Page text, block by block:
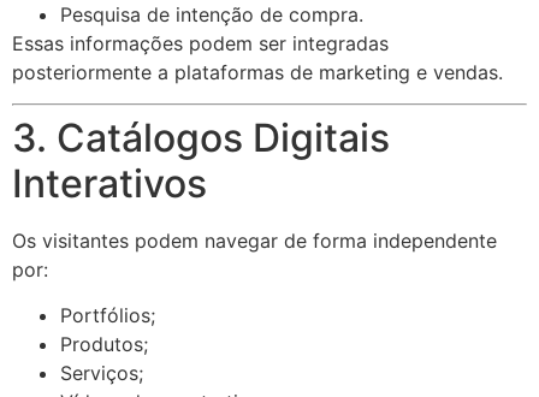
Pesquisa de intenção de compra.
Essas informações podem ser integradas
posteriormente a plataformas de marketing e vendas.
3. Catálogos Digitais
Interativos
Os visitantes podem navegar de forma independente
por:
Portfólios;
Produtos;
Serviços;